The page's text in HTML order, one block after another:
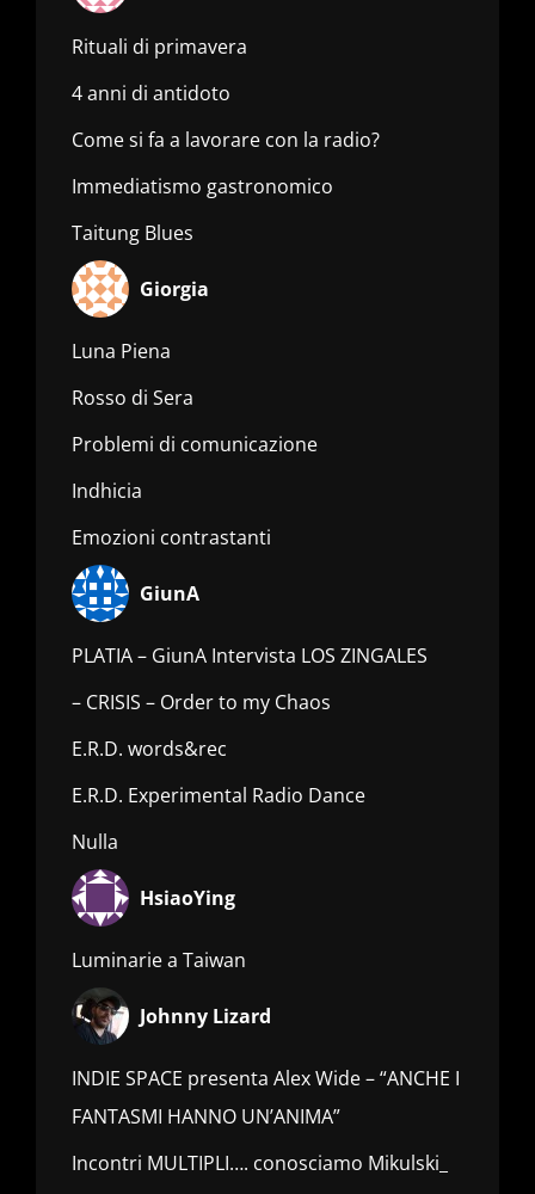
Rituali di primavera
4 anni di antidoto
Come si fa a lavorare con la radio?
Immediatismo gastronomico
Taitung Blues
Giorgia
Luna Piena
Rosso di Sera
Problemi di comunicazione
Indhicia
Emozioni contrastanti
GiunA
PLATIA – GiunA Intervista LOS ZINGALES
– CRISIS – Order to my Chaos
E.R.D. words&rec
E.R.D. Experimental Radio Dance
Nulla
HsiaoYing
Luminarie a Taiwan
Johnny Lizard
INDIE SPACE presenta Alex Wide – “ANCHE I
FANTASMI HANNO UN’ANIMA”
Incontri MULTIPLI…. conosciamo Mikulski_